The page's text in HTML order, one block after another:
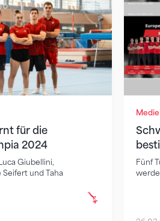
für die
2024
Giubellini,
und Taha
Fünf